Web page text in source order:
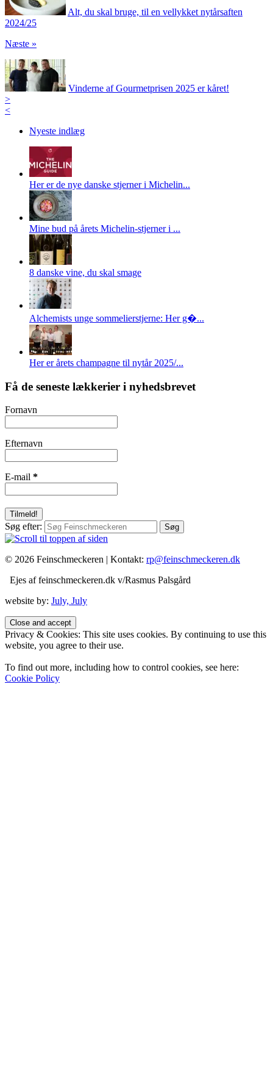
Alt, du skal bruge, til en vellykket nytårsaften
2024/25
Næste »
Vinderne af Gourmetprisen 2025 er kåret!
>
<
Nyeste indlæg
Her er de nye danske stjerner i Michelin...
Mine bud på årets Michelin-stjerner i ...
8 danske vine, du skal smage
Alchemists unge sommelierstjerne: Her g�...
Her er årets champagne til nytår 2025/...
Få de seneste lækkerier i nyhedsbrevet
Fornavn
Efternavn
E-mail *
Søg efter:
© 2026 Feinschmeckeren | Kontakt: rp@feinschmeckeren.dk
Ejes af feinschmeckeren.dk v/Rasmus Palsgård
website by: July, July
Privacy & Cookies: This site uses cookies. By continuing to use this
website, you agree to their use.
To find out more, including how to control cookies, see here:
Cookie Policy